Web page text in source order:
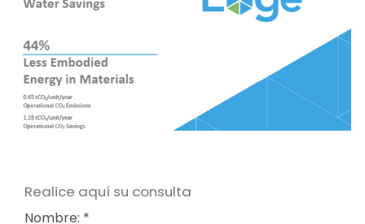
Realice aquí su consulta
Nombre: *